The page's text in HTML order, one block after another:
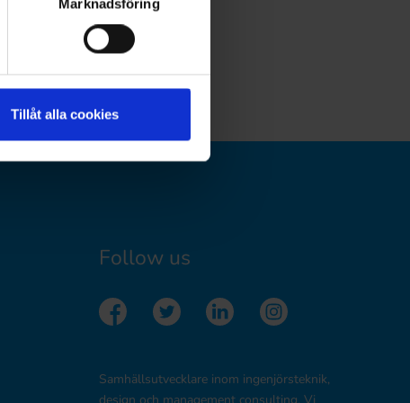
Marknadsföring
Tillåt alla cookies
Follow us
Samhällsutvecklare inom ingenjörsteknik,
design och management consulting. Vi